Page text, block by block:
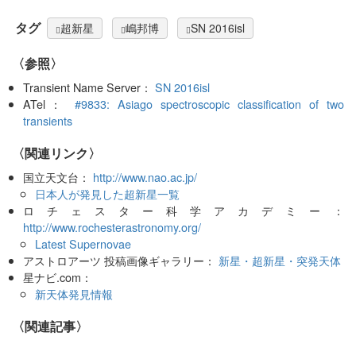
タグ 超新星 嶋邦博 SN 2016isl
〈参照〉
Transient Name Server：SN 2016isl
ATel： #9833: Asiago spectroscopic classification of two
transients
〈関連リンク〉
国立天文台： http://www.nao.ac.jp/
日本人が発見した超新星一覧
ロチェスター科学アカデミー：
http://www.rochesterastronomy.org/
Latest Supernovae
アストロアーツ 投稿画像ギャラリー： 新星・超新星・突発天体
星ナビ.com：
新天体発見情報
関連記事